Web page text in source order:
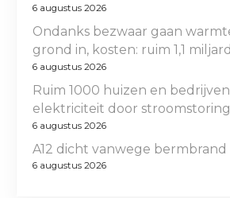
6 augustus 2026
Ondanks bezwaar gaan
grond in, kosten: ruim 1,1 miljard
6 augustus 2026
Ruim 1000 huizen en
elektriciteit door stroomstoring
6 augustus 2026
A12 dicht vanwege bermbrand
6 augustus 2026